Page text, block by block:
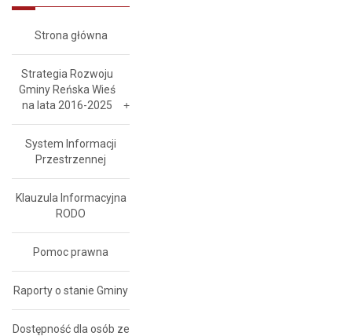
Strona główna
Strategia Rozwoju
Gminy Reńska Wieś
na lata 2016-2025
System Informacji
Przestrzennej
Klauzula Informacyjna
RODO
Pomoc prawna
Raporty o stanie Gminy
Dostępność dla osób ze